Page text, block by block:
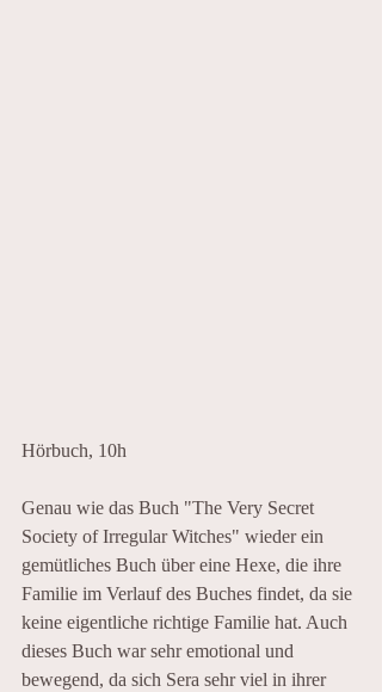
Hörbuch, 10h
Genau wie das Buch "The Very Secret
Society of Irregular Witches" wieder ein
gemütliches Buch über eine Hexe, die ihre
Familie im Verlauf des Buches findet, da sie
keine eigentliche richtige Familie hat. Auch
dieses Buch war sehr emotional und
bewegend, da sich Sera sehr viel in ihrer